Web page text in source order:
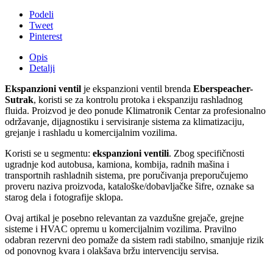
Podeli
Tweet
Pinterest
Opis
Detalji
Ekspanzioni ventil je ekspanzioni ventil brenda Eberspeacher-
Sutrak, koristi se za kontrolu protoka i ekspanziju rashladnog
fluida. Proizvod je deo ponude Klimatronik Centar za profesionalno
održavanje, dijagnostiku i servisiranje sistema za klimatizaciju,
grejanje i rashladu u komercijalnim vozilima.
Koristi se u segmentu: ekspanzioni ventili. Zbog specifičnosti
ugradnje kod autobusa, kamiona, kombija, radnih mašina i
transportnih rashladnih sistema, pre poručivanja preporučujemo
proveru naziva proizvoda, kataloške/dobavljačke šifre, oznake sa
starog dela i fotografije sklopa.
Ovaj artikal je posebno relevantan za vazdušne grejače, grejne
sisteme i HVAC opremu u komercijalnim vozilima. Pravilno
odabran rezervni deo pomaže da sistem radi stabilno, smanjuje rizik
od ponovnog kvara i olakšava bržu intervenciju servisa.